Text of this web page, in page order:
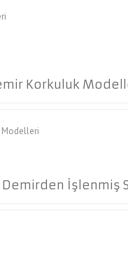
Korkuluk
Modelleri
İşlenmiş